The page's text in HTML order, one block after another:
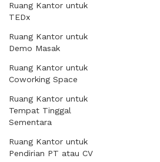
Ruang Kantor untuk
TEDx
Ruang Kantor untuk
Demo Masak
Ruang Kantor untuk
Coworking Space
Ruang Kantor untuk
Tempat Tinggal
Sementara
Ruang Kantor untuk
Pendirian PT atau CV